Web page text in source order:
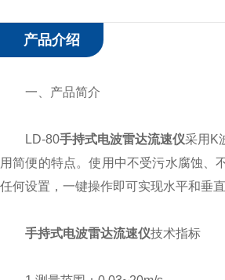
产品介绍
一、产品简介
LD-80手持式电波雷达流速仪采用K
用简便的特点。使用中不受污水腐蚀、
任何设置，一键操作即可实现水平和垂
手持式电波雷达流速仪技术指标